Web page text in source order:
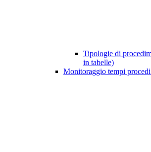
Tipologie di
in tabelle)
Monitoraggio tempi